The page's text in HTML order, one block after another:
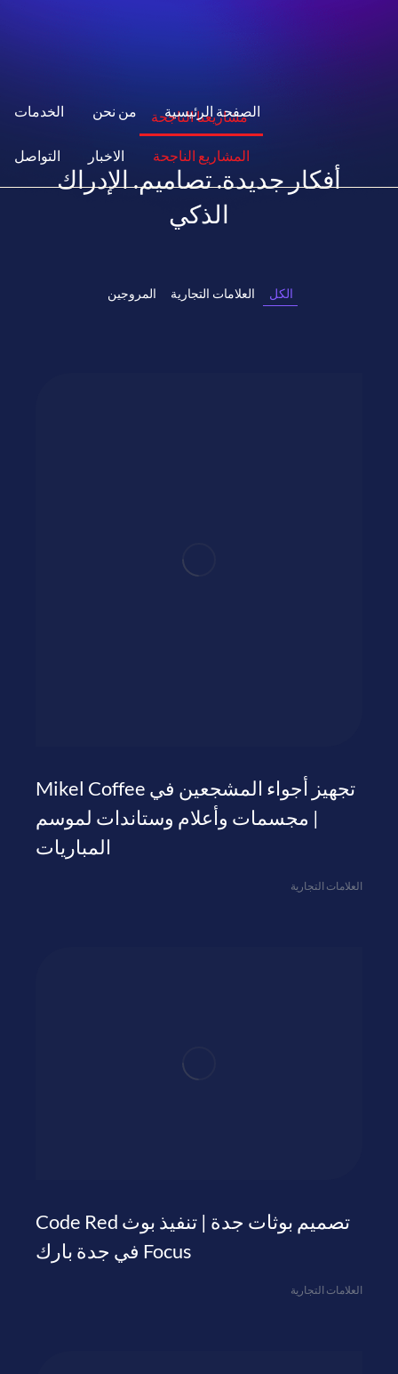
الصفحة الرئيسية من نحن الخدمات
المشاريع الناجحة الاخبار التواصل
مشاريعنا الناجحة
أفكار جديدة. تصاميم. الإدراك
الذكي
الكل العلامات التجارية المروجين
تجهيز أجواء المشجعين في Mikel Coffee
| مجسمات وأعلام وستاندات لموسم
المباريات
العلامات التجارية
تصميم بوثات جدة | تنفيذ بوث Code Red
Focus في جدة بارك
العلامات التجارية